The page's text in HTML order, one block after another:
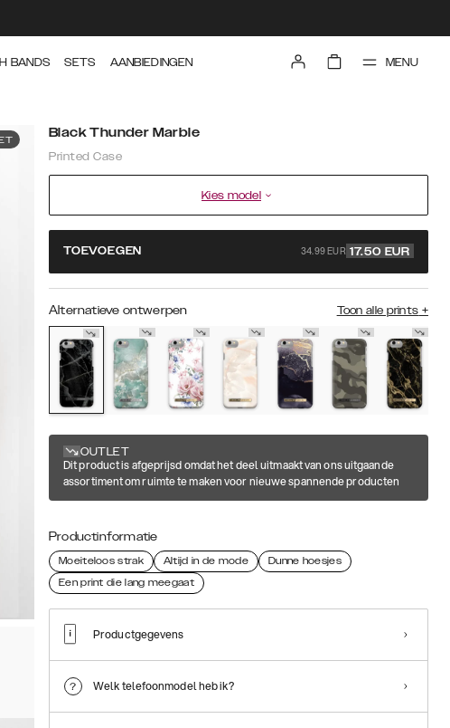
BANDS SETS AANBIEDINGEN MENU
Black Thunder Marble
Printed Case
Kies model
TOEVOEGEN 34.99 EUR 17.50 EUR
Alternatieve ontwerpen Toon alle prints +
OUTLET
Dit product is afgeprijsd omdat het deel uitmaakt van ons uitgaande
assortiment om ruimte te maken voor nieuwe spannende producten
Productinformatie
Moeiteloos strak Altijd in de mode
Dunne hoesjes
Een print die lang meegaat
Productgegevens
Welk telefoonmodel heb ik?